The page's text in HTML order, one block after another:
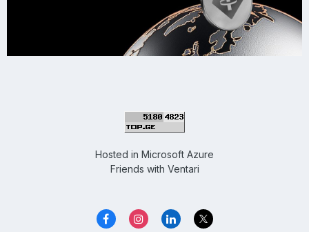
Hosted in Microsoft Azure
Friends with Ventari